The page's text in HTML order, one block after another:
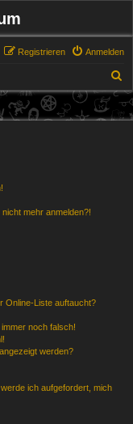
Anmelden
Registrieren
u
mehr anmelden?!
Online-Liste auftaucht?
noch falsch!
werden?
ich aufgefordert, mich